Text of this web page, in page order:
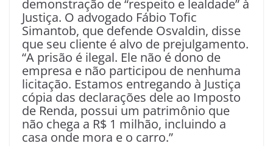
demonstração de “respeito e lealdade” à
Justiça. O advogado Fábio Tofic
Simantob, que defende Osvaldin, disse
que seu cliente é alvo de prejulgamento.
“A prisão é ilegal. Ele não é dono de
empresa e não participou de nenhuma
licitação. Estamos entregando à Justiça
cópia das declarações dele ao Imposto
de Renda, possui um patrimônio que
não chega a R$ 1 milhão, incluindo a
casa onde mora e o carro.”